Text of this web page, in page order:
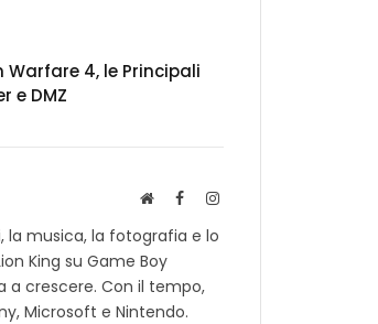
Warfare 4, le Principali
e DMZ
S
t
o
w
e
F
c
b
o
I
la musica, la fotografia e lo
King su Game Boy
a crescere. Con il tempo,
Microsoft e Nintendo.